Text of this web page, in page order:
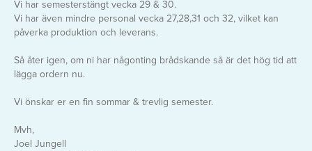
vinyl
Självhäftand
e eller
magnetiska
lösningar
hitta den
känslan i
ditt tryckta
Planering
Vi har semesterstängt vecka 29 & 30.
Vi har även mindre personal vecka 27,28,31 och 32, vilket kan
påverka produktion och leverans.
Så åter igen, om ni har någonting brådskande så är det hög tid att
lägga ordern nu.
Vi önskar er en fin sommar & trevlig semester.
Mvh,
Joel Jungell